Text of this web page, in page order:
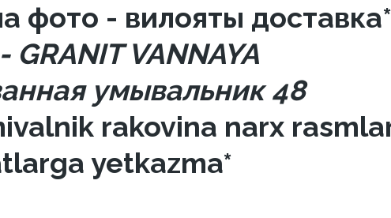
фото - вилояты доставка*
VANNAYA
умывальник 48
rakovina narx
yetkazma*